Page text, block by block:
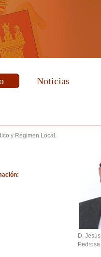
Noticias
y Régimen Local.
D.
Pedrosa